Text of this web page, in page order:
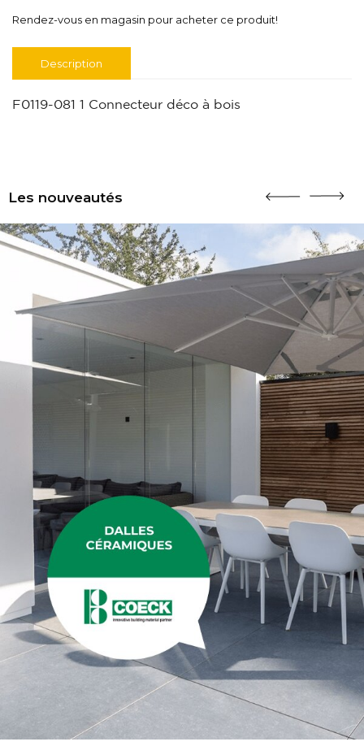
Rendez-vous en magasin pour acheter ce produit!
Description
F0119-081 1 Connecteur déco à bois
Les nouveautés